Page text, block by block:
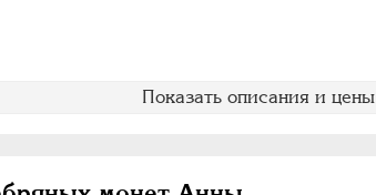
Показать описания и цены